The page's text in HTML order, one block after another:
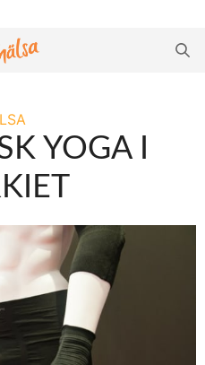
YOGA I